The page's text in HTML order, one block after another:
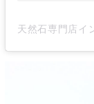
天然石専門店イ